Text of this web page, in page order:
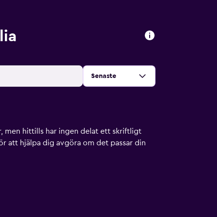
Sortera efter
Senaste
men hittills har ingen delat ett skriftligt
att hjälpa dig avgöra om det passar din